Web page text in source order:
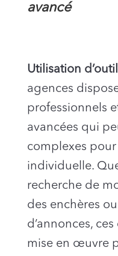
avancé
Utilisation
agences
professionnels
avancées qui
complexes
individuelle.
recherche de
des enchères
d’annonces,
mise en œuvre